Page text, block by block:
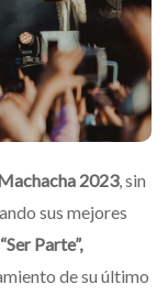
2023, sin
sus mejores
Parte”,
de su último